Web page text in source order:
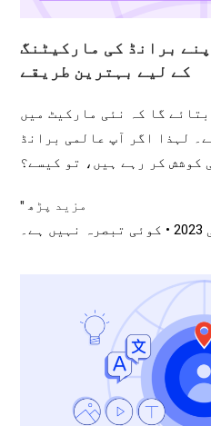
برانڈ کی مارکیٹنگ
کے لیے بہترین طریقے
گا کہ نئی مارکیٹ میں
لہذا اگر آپ عالمی برانڈ
کوشش کر رہے ہیں، تو کیسے؟
مزید پڑھ "
کوئی تبصرہ نہیں ہے۔